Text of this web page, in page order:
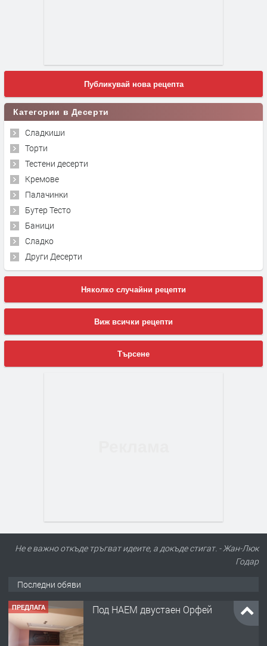
Публикувай нова рецепта
Категории в Десерти
Сладкиши
Торти
Тестени десерти
Кремове
Палачинки
Бутер Тесто
Баници
Сладко
Други Десерти
Няколко случайни рецепти
Виж всички рецепти
Търсене
Не е важно откъде тръгват идеите, а докъде стигат. - Жан-Люк
Годар
Последни обяви
ПРЕДЛАГА Под НАЕМ двустаен Орфей